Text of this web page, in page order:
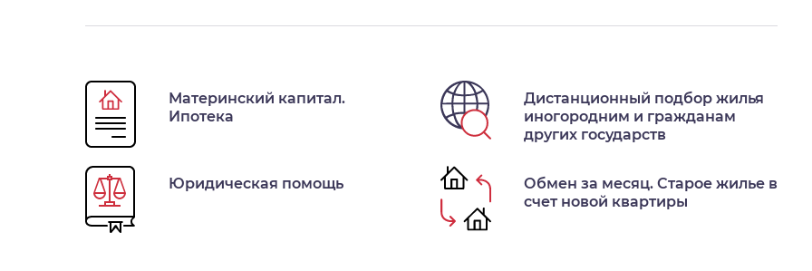
Материнский капитал.
Ипотека
Дистанционный подбор жилья
иногородним и гражданам
других государств
Юридическая помощь
Обмен за месяц. Старое жилье в
счет новой квартиры